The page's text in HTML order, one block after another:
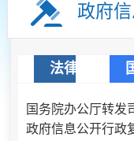
政府
法律法规
国务院办公厅转发
政府信息公开行政